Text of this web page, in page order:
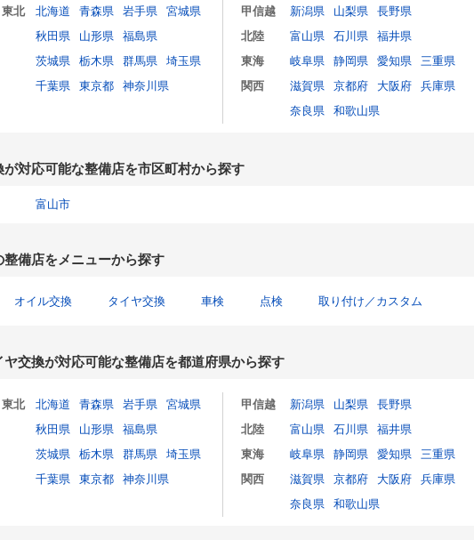
北 北海道 青森県 岩手県
宮城県
秋田県
山形県
福島県
茨城県 栃木県 群馬県
埼玉県
千葉県
東京都 神奈川県
甲信越 新潟県 山梨県
長野県
北陸
富山県 石川県
福井県
東海
岐阜県 静岡県 愛知県
三重県
関西
滋賀県 京都府 大阪府
兵庫県
奈良県
和歌山県
が対応可能な整備店を市区町村から探す
富山市
整備店をメニューから探す
オイル交換 タイヤ交換 車検 点検 取り付け／カスタム
ヤ交換が対応可能な整備店を都道府県から探す
北 北海道 青森県 岩手県
宮城県
秋田県
山形県
福島県
茨城県 栃木県 群馬県
埼玉県
千葉県
東京都 神奈川県
甲信越 新潟県 山梨県
長野県
北陸
富山県 石川県
福井県
東海
岐阜県 静岡県 愛知県
三重県
関西
滋賀県 京都府 大阪府
兵庫県
奈良県
和歌山県